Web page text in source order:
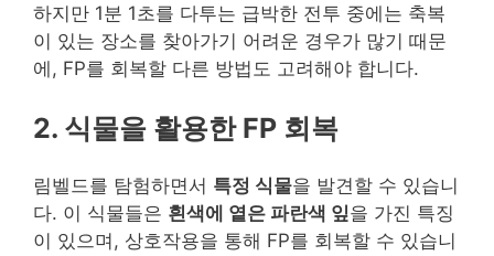
하지만 1분 1초를 다투는 급박한 전투 중에는 축복
이 있는 장소를 찾아가기 어려운 경우가 많기 때문
에, FP를 회복할 다른 방법도 고려해야 합니다.
2. 식물을 활용한 FP 회복
림벨드를 탐험하면서 특정 식물을 발견할 수 있습니
다. 이 식물들은 흰색에 옅은 파란색 잎을 가진 특징
이 있으며, 상호작용을 통해 FP를 회복할 수 있습니